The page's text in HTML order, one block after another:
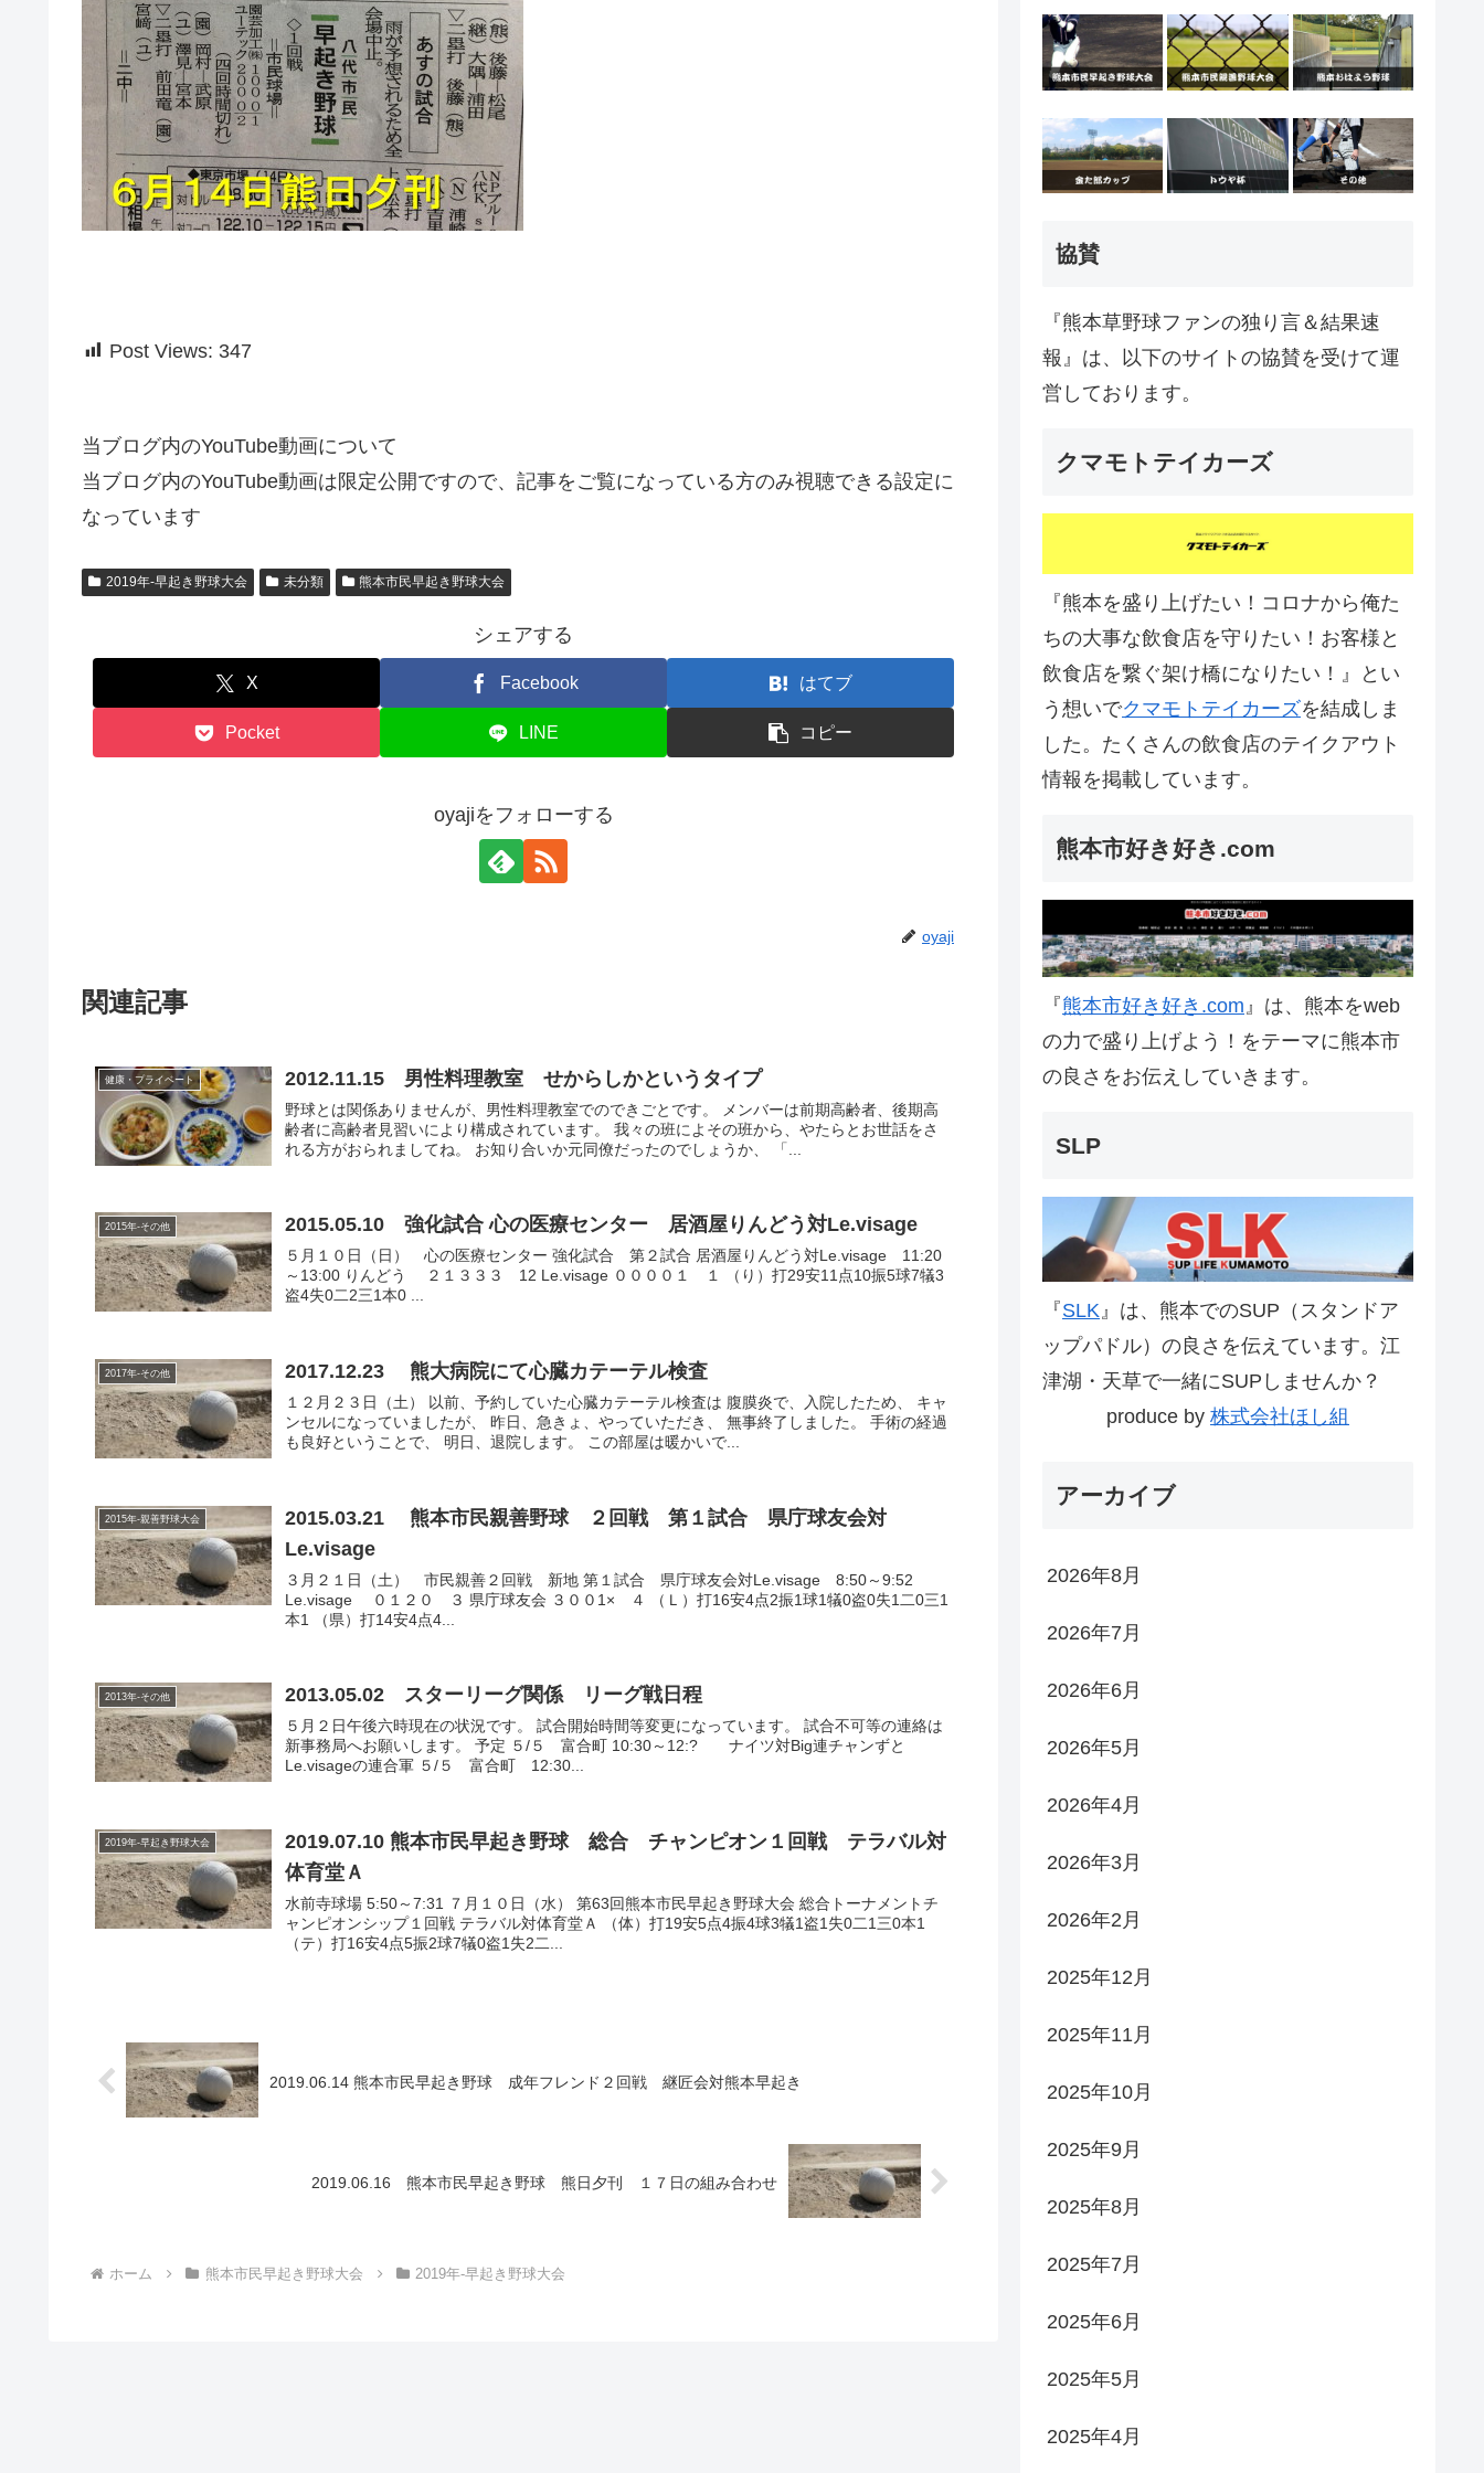
Post Views: 347
当ブログ内のYouTube動画について
当ブログ内のYouTube動画は限定公開ですので、記事をご覧になっている方のみ視聴できる設定に
なっています
2019年-早起き野球大会 未分類 熊本市民早起き野球大会
シェアする
X Facebook はてブ
Pocket LINE コピー
oyajiをフォローする
oyaji
関連記事
健康・プライベート 2012.11.15 男性料理教室 せからしかというタイプ
野球とは関係ありませんが、男性料理教室でのできごとです。 メンバーは前期高齢者、後期高
齢者に高齢者見習いにより構成されています。 我々の班によその班から、やたらとお世話をさ
れる方がおられましてね。 お知り合いか元同僚だったのでしょうか、 「...
2015年-その他 2015.05.10 強化試合 心の医療センター 居酒屋りんどう対Le.visage
５月１０日（日） 心の医療センター 強化試合 第２試合 居酒屋りんどう対Le.visage 11:20
～13:00 りんどう ２１３３３ 12 Le.visage ００００１ １ （り）打29安11点10振5球7犠3
盗4失0二2三1本0 ...
2017年-その他 2017.12.23 熊大病院にて心臓カテーテル検査
１２月２３日（土） 以前、予約していた心臓カテーテル検査は 腹膜炎で、入院したため、 キャ
ンセルになっていましたが、 昨日、急きょ、やっていただき、 無事終了しました。 手術の経過
も良好ということで、 明日、退院します。 この部屋は暖かいで...
2015年-親善野球大会
2015.03.21 熊本市民親善野球 ２回戦 第１試合 県庁球友会対
Le.visage
３月２１日（土） 市民親善２回戦 新地 第１試合 県庁球友会対Le.visage 8:50～9:52
Le.visage ０１２０ ３ 県庁球友会 ３００1× ４ （Ｌ）打16安4点2振1球1犠0盗0失1二0三1
本1 （県）打14安4点4...
2013年-その他 2013.05.02 スターリーグ関係 リーグ戦日程
５月２日午後六時現在の状況です。 試合開始時間等変更になっています。 試合不可等の連絡は
新事務局へお願いします。 予定 ５/５ 富合町 10:30～12:? ナイツ対Big連チャンずと
Le.visageの連合軍 ５/５ 富合町 12:30...
2019年-早起き野球大会
2019.07.10 熊本市民早起き野球 総合 チャンピオン１回戦 テラバル対
体育堂Ａ
水前寺球場 5:50～7:31 ７月１０日（水） 第63回熊本市民早起き野球大会 総合トーナメントチ
ャンピオンシップ１回戦 テラバル対体育堂Ａ （体）打19安5点4振4球3犠1盗1失0二1三0本1
（テ）打16安4点5振2球7犠0盗1失2二...
2019.06.14 熊本市民早起き野球 成年フレンド２回戦 継匠会対熊本早起き
2019.06.16 熊本市民早起き野球 熊日夕刊 １７日の組み合わせ
ホーム 熊本市民早起き野球大会 2019年-早起き野球大会
協賛
『熊本草野球ファンの独り言＆結果速
報』は、以下のサイトの協賛を受けて運
営しております。
クマモトテイカーズ
『熊本を盛り上げたい！コロナから俺た
ちの大事な飲食店を守りたい！お客様と
飲食店を繋ぐ架け橋になりたい！』とい
う想いでクマモトテイカーズを結成しま
した。たくさんの飲食店のテイクアウト
情報を掲載しています。
熊本市好き好き.com
『熊本市好き好き.com 』は、熊本をweb
の力で盛り上げよう！をテーマに熊本市
の良さをお伝えしていきます。
SLP
『SLK 』は、熊本でのSUP（スタンドア
ップパドル）の良さを伝えています。江
津湖・天草で一緒にSUPしませんか？
produce by 株式会社ほし組
アーカイブ
2026年8月
2026年7月
2026年6月
2026年5月
2026年4月
2026年3月
2026年2月
2025年12月
2025年11月
2025年10月
2025年9月
2025年8月
2025年7月
2025年6月
2025年5月
2025年4月